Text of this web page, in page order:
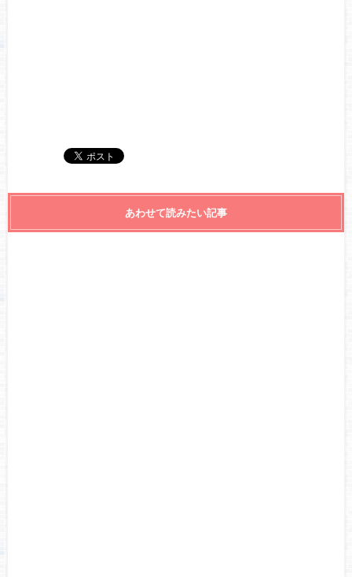
あわせて読みたい記事